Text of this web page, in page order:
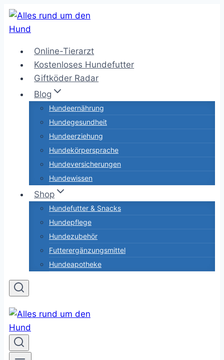
Zum
Inhalt
Online-Tierarzt
Kostenloses Hundefutter
Giftköder Radar
Blog
Hundeernährung
Hundegesundheit
Hundeerziehung
Hundekörpersprache
Hundeversicherungen
Hundewissen
Shop
Hundefutter & Snacks
Hundepflege
Hundezubehör
Futterergänzungsmittel
Hundeapotheke